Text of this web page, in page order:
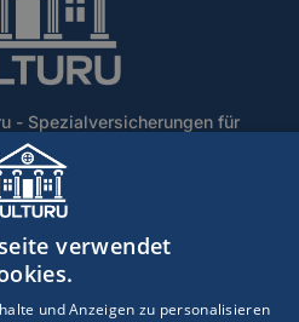
- Spezialversicherungen für
historische Gebäude.
BlogLexikon
Impressum
verwendet
und Anzeigen zu personalisieren